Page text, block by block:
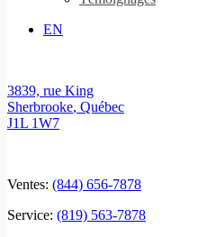
EN
3839, rue King
Sherbrooke, Québec
J1L 1W7
Ventes: (844) 656-7878
Service: (819) 563-7878